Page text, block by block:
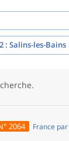
: Salins-les-Bains
.
2064
France